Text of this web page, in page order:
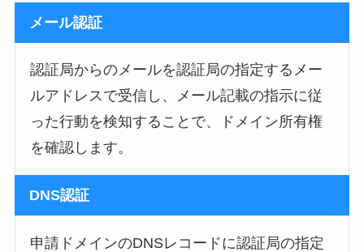
メール認証
認証局からのメールを認証局の指定するメー
ルアドレスで受信し、メール記載の指示に従
った行動を検知することで、ドメイン所有権
を確認します。
DNS認証
申請ドメインのDNSレコードに認証局の指定